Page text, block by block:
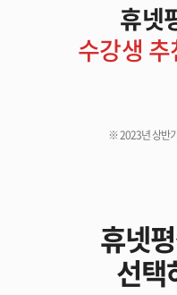
휴넷
수강생
※ 2023년 상반
휴넷
선택